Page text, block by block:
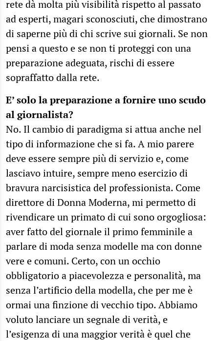
rete dà molta più visibilità rispetto al passato
ad esperti, magari sconosciuti, che dimostrano
di saperne più di chi scrive sui giornali. Se non
pensi a questo e se non ti proteggi con una
preparazione adeguata, rischi di essere
sopraffatto dalla rete.
E’ solo la preparazione a fornire uno scudo
al giornalista?
No. Il cambio di paradigma si attua anche nel
tipo di informazione che si fa. A mio parere
deve essere sempre più di servizio e, come
lasciavo intuire, sempre meno esercizio di
bravura narcisistica del professionista. Come
direttore di Donna Moderna, mi permetto di
rivendicare un primato di cui sono orgogliosa:
aver fatto del giornale il primo femminile a
parlare di moda senza modelle ma con donne
vere e comuni. Certo, con un occhio
obbligatorio a piacevolezza e personalità, ma
senza l’artificio della modella, che per me è
ormai una finzione di vecchio tipo. Abbiamo
voluto lanciare un segnale di verità, e
l’esigenza di una maggior verità è quel che